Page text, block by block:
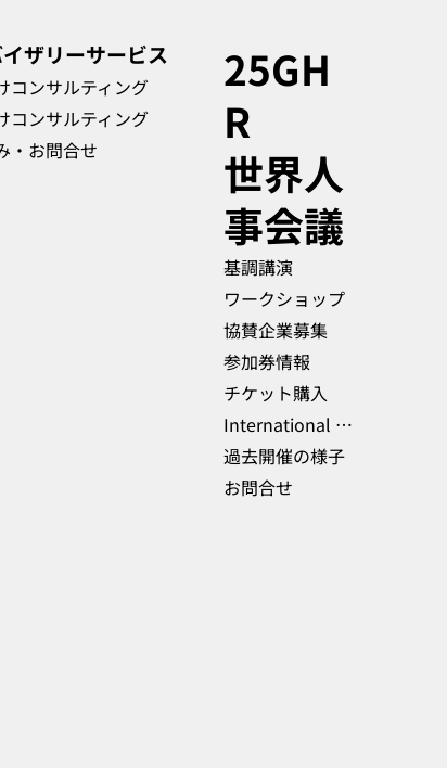
ザリーサービス
コンサルティング
コンサルティング
・お問合せ
25GH
R
​世界人
事会議
基調講演
ワークショップ
協賛企業募集
参加券情報
チケット購入
International Delegations
過去開催の様子
お問合せ